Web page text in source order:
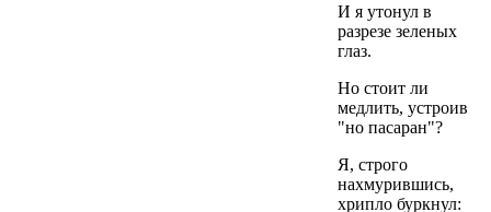
И я утонул в
разрезе зеленых
глаз.
Но стоит ли
медлить, устроив
"но пасаран"?
Я, строго
нахмурившись,
хрипло буркнул: